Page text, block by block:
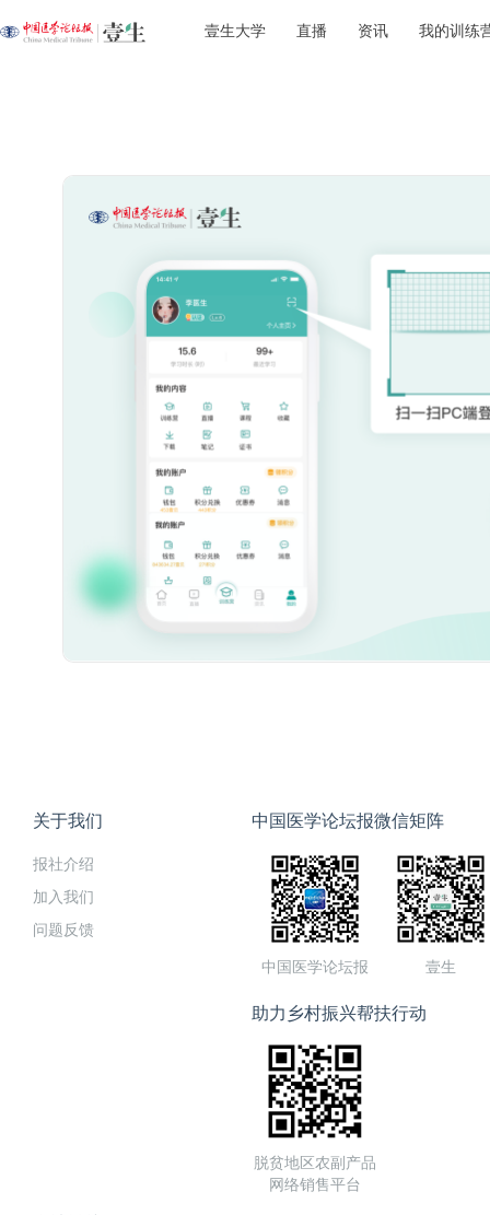
壹生大学 直播 资讯 我的训练
关于我们
报社介绍
加入我们
问题反馈
中国医学论坛报微信矩阵
中国医学论坛报 壹生
助力乡村振兴帮扶行动
脱贫地区农副产品
网络销售平台